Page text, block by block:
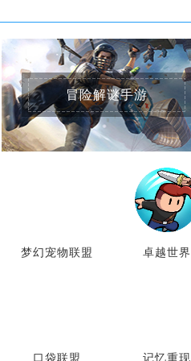
冒险解谜手游
梦幻宠物联盟 卓越世界
口袋联盟 记忆重现